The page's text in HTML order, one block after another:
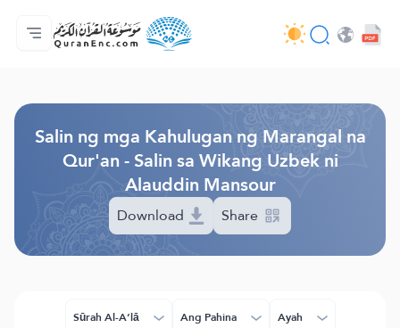
Ang Pangunahin
Indise ng mga Salin
Audio
Mga Serbisyo ng mga Developer - API
Tungkol
makipag-ugnayan sa amin
Ang Wika
Salin ng mga Kahulugan ng Marangal na
Qur'an - Salin sa Wikang Uzbek ni
Alauddin Mansour
Download Share
Sūrah Al-A‘lā Ang Pahina Ayah